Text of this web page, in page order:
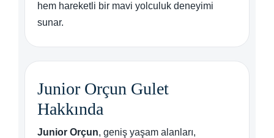
hem hareketli bir mavi yolculuk deneyimi
sunar.
Junior Orçun Gulet
Hakkında
Junior Orçun, geniş yaşam alanları,